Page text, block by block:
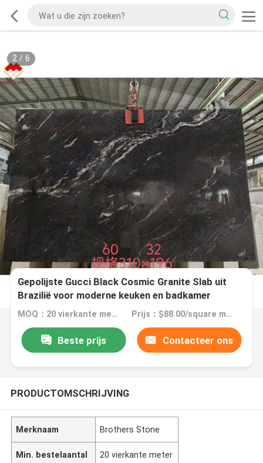
2/ 6
Gepolijste Gucci Black Cosmic Granite Slab uit
Brazilië voor moderne keuken en badkamer
MOQ：20 vierkante meter Prijs：$88.00/square meters 20-99 square meters
Beste prijs Contacteer ons
PRODUCTOMSCHRIJVING
Merknaam Brothers Stone
Min. bestelaantal 20 vierkante meter